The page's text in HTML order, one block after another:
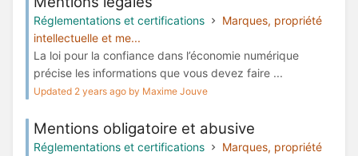
Réglementations et certifications
Marques, propriété
intellectuelle et me...
La loi pour la confiance dans l’économie numérique
précise les informations que vous devez faire ...
Updated 2 years ago by Maxime Jouve
Mentions obligatoire et abusive
Réglementations et certifications
Marques, propriété